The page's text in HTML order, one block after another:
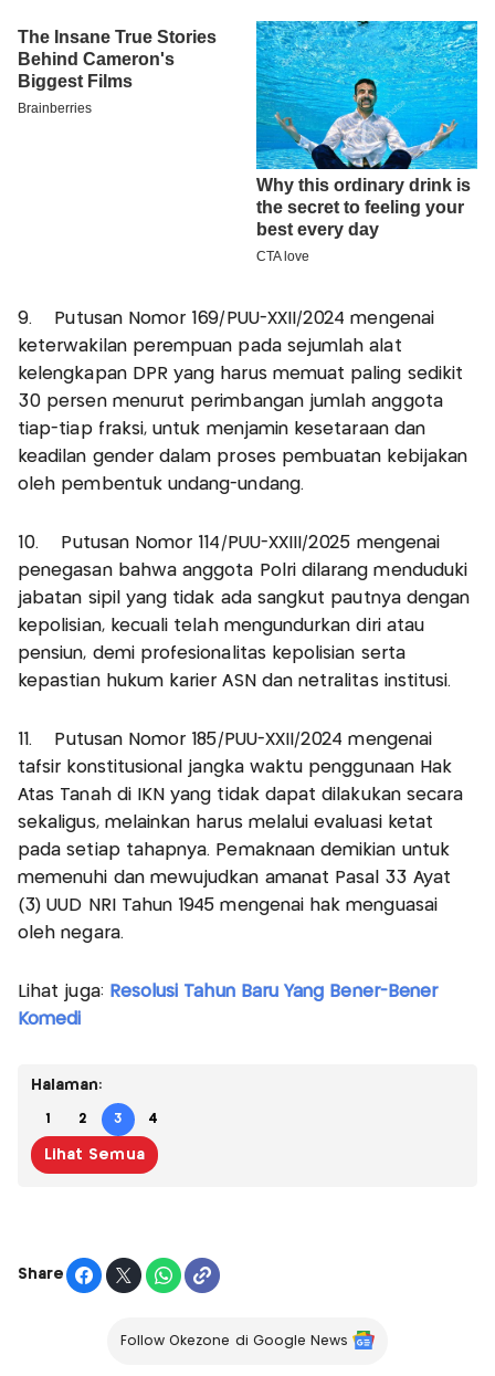
9. Putusan Nomor 169/PUU-XXII/2024 mengenai
keterwakilan perempuan pada sejumlah alat
kelengkapan DPR yang harus memuat paling sedikit
30 persen menurut perimbangan jumlah anggota
tiap-tiap fraksi, untuk menjamin kesetaraan dan
keadilan gender dalam proses pembuatan kebijakan
oleh pembentuk undang-undang.
10. Putusan Nomor 114/PUU-XXIII/2025 mengenai
penegasan bahwa anggota Polri dilarang menduduki
jabatan sipil yang tidak ada sangkut pautnya dengan
kepolisian, kecuali telah mengundurkan diri atau
pensiun, demi profesionalitas kepolisian serta
kepastian hukum karier ASN dan netralitas institusi.
11. Putusan Nomor 185/PUU-XXII/2024 mengenai
tafsir konstitusional jangka waktu penggunaan Hak
Atas Tanah di IKN yang tidak dapat dilakukan secara
sekaligus, melainkan harus melalui evaluasi ketat
pada setiap tahapnya. Pemaknaan demikian untuk
memenuhi dan mewujudkan amanat Pasal 33 Ayat
(3) UUD NRI Tahun 1945 mengenai hak menguasai
oleh negara.
Lihat juga: Resolusi Tahun Baru Yang Bener-Bener
Komedi
Halaman:
1 2 3 4
Lihat Semua
Share
Follow Okezone di Google News